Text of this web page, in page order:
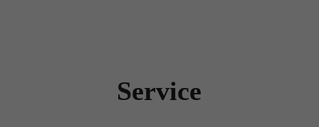
Service